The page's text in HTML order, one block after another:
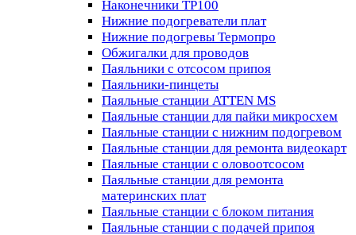
Наконечники TP100
Нижние подогреватели плат
Нижние подогревы Термопро
Обжигалки для проводов
Паяльники с отсосом припоя
Паяльники-пинцеты
Паяльные станции ATTEN MS
Паяльные станции для пайки микросхем
Паяльные станции с нижним подогревом
Паяльные станции для ремонта видеокарт
Паяльные станции с оловоотсосом
Паяльные станции для ремонта
материнских плат
Паяльные станции с блоком питания
Паяльные станции с подачей припоя